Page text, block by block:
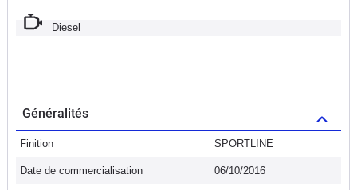
Diesel
Généralités
Finition SPORTLINE
Date de commercialisation 06/10/2016